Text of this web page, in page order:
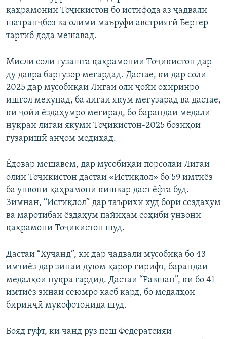
қаҳрамонии Тоҷикистон бо истифода аз ҷадвали
шатранҷбоз ва олими маъруфи австриягӣ Бергер
тартиб дода мешавад.
Мисли соли гузашта қаҳрамонии Тоҷикистон дар
ду давра баргузор мегардад. Дастае, ки дар соли
2025 дар мусобиқаи Лигаи олӣ ҷойи охиринро
ишғол мекунад, ба лигаи якум мегузарад ва дастае,
ки ҷойи ёздаҳумро мегирад, бо барандаи медали
нуқраи лигаи якуми Тоҷикистон-2025 бозиҳои
гузаришӣ анҷом медиҳад.
Ёдовар мешавем, дар мусобиқаи порсолаи Лигаи
олии Тоҷикистон дастаи «Истиқлол» бо 59 имтиёз
ба унвони қаҳрамони кишвар даст ёфта буд.
Зимнан, “Истиқлол” дар таърихи худ бори сездаҳум
ва маротибаи ёздаҳум пайиҳам соҳиби унвони
қаҳрамони Тоҷикистон шуд.
Дастаи “Хуҷанд”, ки дар ҷадвали мусобиқа бо 43
имтиёз дар зинаи дуюм қарор гирифт, барандаи
медалҳои нуқра гардид. Дастаи “Равшан”, ки бо 41
имтиёз зинаи сеюмро касб кард, бо медалҳои
биринҷӣ мукофотонида шуд.
Бояд гуфт, ки чанд рӯз пеш Федератсияи